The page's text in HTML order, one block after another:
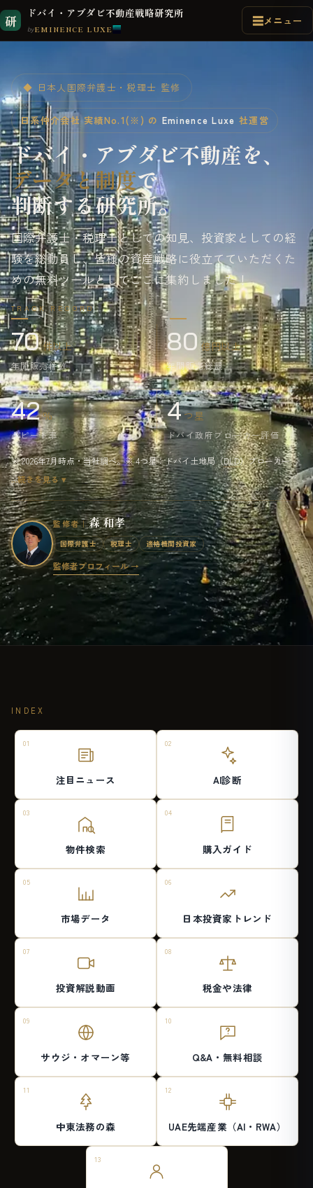
研 ドバイ・アブダビ不動産戦略研究所
byEMINENCE LUXE
7 11
◆ 日本人国際弁護士・税理士 監修
日系仲介会社 実績No.1(※) の Eminence Luxe 社運営
ドバイ・アブダビ不動産を、
データと制度で
判断する研究所。
国際弁護士・税理士としての知見、投資家としての経
験を総動員し、皆様の資産戦略に役立てていただくた
めの無料ツールとしてここに集約しました！
監修者 森 和孝
国際弁護士 税理士 適格機関投資家
監修者プロフィール →
TRACK RECORD
70件以上
年間販売件数
80 億円以上
年間販売総額
42%
リピート率
4つ星
ドバイ政府ブローカー評価
※ 2026年7月時点・当社調べ。※ 4つ星：ドバイ土地局（DLD）ブローカー評
価・2026年7月時点。日系不動産仲介会社における最高ランクです。
…続きを見る ▾
INDEX
01
注目ニュース
02
AI診断
03
物件検索
04
購入ガイド
05
市場データ
06
日本投資家 トレンド
07
投資解説動画
08
税金や法律
09
サウジ・ オマーン等
10
Q&A・ 無料相談
11
中東法務の森
12
UAE先端産業 （AI・RWA）
13